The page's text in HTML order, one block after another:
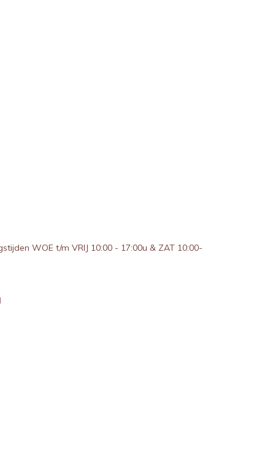
WOE t/m VRIJ 10:00 - 17:00u & ZAT 10:00-